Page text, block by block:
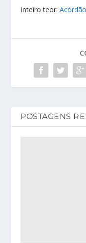
Inteiro teor:
POSTAGENS